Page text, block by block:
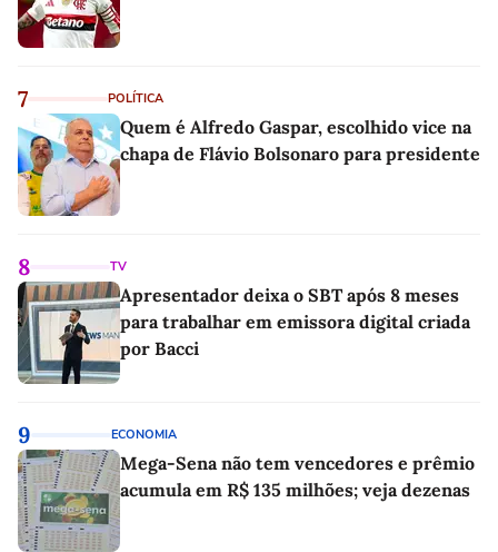
7 POLÍTICA
Quem é Alfredo Gaspar, escolhido vice na
chapa de Flávio Bolsonaro para presidente
8 TV
Apresentador deixa o SBT após 8 meses
para trabalhar em emissora digital criada
por Bacci
9 ECONOMIA
Mega-Sena não tem vencedores e prêmio
acumula em R$ 135 milhões; veja dezenas